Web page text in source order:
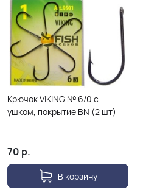
Крючок VIKING № 6/0 с
ушком, покрытие BN (2 шт)
70 р.
В корзину